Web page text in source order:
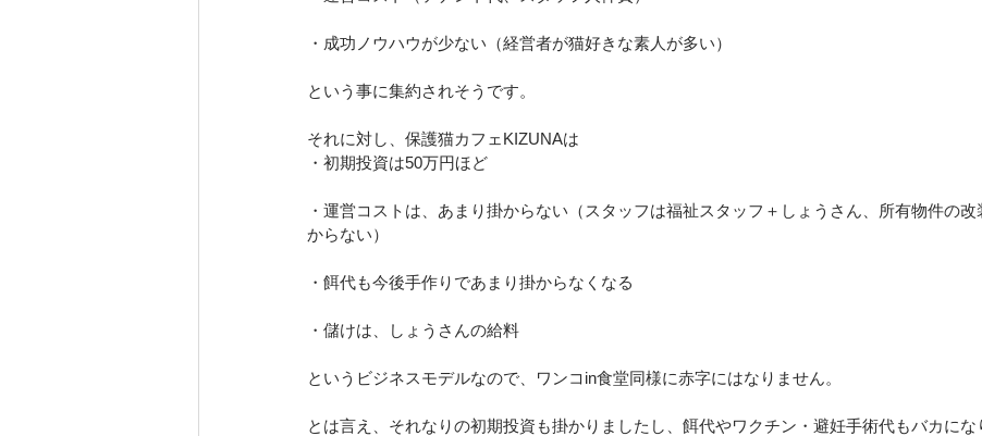
・成功ノウハウが少ない（経営者が猫好きな素人が多い）
という事に集約されそうです。
それに対し、保護猫カフェKIZUNAは
・初期投資は50万円ほど
・運営コストは、あまり掛からない（スタッフは福祉スタッフ＋しょうさん、所有物件の
からない）
・餌代も今後手作りであまり掛からなくなる
・儲けは、しょうさんの給料
というビジネスモデルなので、ワンコin食堂同様に赤字にはなりません。
とは言え、それなりの初期投資も掛かりましたし、餌代やワクチン・避妊手術代もバカにな